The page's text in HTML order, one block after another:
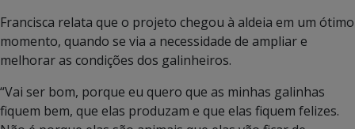
Francisca relata que o projeto chegou à aldeia em um ótimo
momento, quando se via a necessidade de ampliar e
melhorar as condições dos galinheiros.
“Vai ser bom, porque eu quero que as minhas galinhas
fiquem bem, que elas produzam e que elas fiquem felizes.